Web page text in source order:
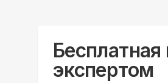
Бесплатная
экспертом